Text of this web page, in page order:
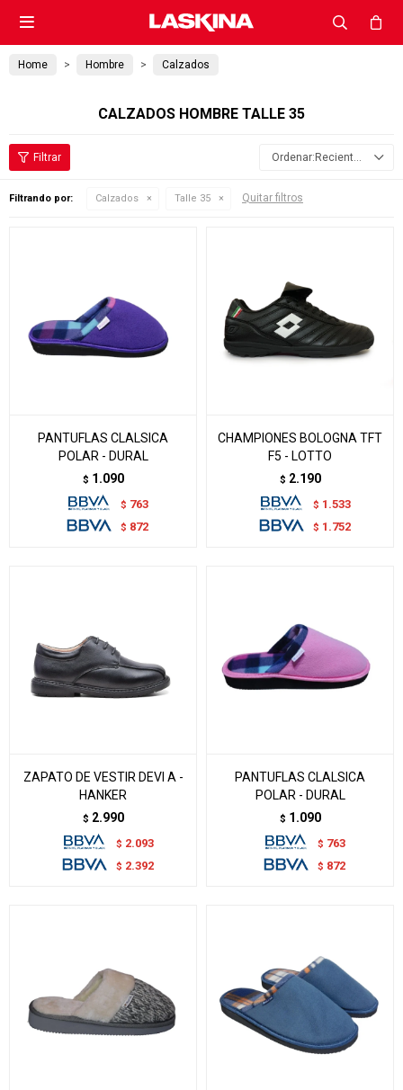

Home Hombre Calzados
CALZADOS HOMBRE TALLE 35
Recientes
Filtrando por: Calzados Talle 35 Quitar filtros
PANTUFLAS CLALSICA
POLAR - DURAL
$ 1.090
$ 763
$ 872
CHAMPIONES BOLOGNA TFT
F5 - LOTTO
$ 2.190
$ 1.533
$ 1.752
ZAPATO DE VESTIR DEVI A -
HANKER
$ 2.990
$ 2.093
$ 2.392
PANTUFLAS CLALSICA
POLAR - DURAL
$ 1.090
$ 763
$ 872